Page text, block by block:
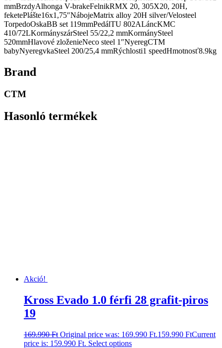
mmBrzdyAlhonga V-brakeFelnikRMX 20, 305X20, 20H,
feketePlášte16x1,75″NábojeMatrix alloy 20H silver/Velosteel
TorpedoOskaBB set 119mmPedálTU 802ALáncKMC
410/72LKormányszárSteel 55/22,2 mmKormánySteel
520mmHlavové zloženieNeco steel 1″NyeregCTM
babyNyeregvkaSteel 200/25,4 mmRýchlosti1 speedHmotnosť8.9kg
Brand
CTM
Hasonló termékek
Akció!
Kross Evado 1.0 férfi 28 grafit-piros
19
169.990Ft Original price was: 169.990 Ft.159.990 FtCurrent
price is: 159.990 Ft. Select options